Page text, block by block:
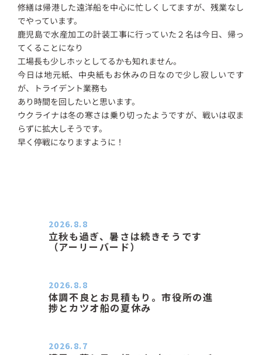
修繕は帰港した遠洋船を中心に忙しくしてますが、残業なし
でやっています。
鹿児島で水産加工の計装工事に行っていた２名は今日、帰っ
てくることになり
工場長も少しホッとしてるかも知れません。
今日は地元紙、中央紙もお休みの日なので少し寂しいです
が、トライデント業務も
あり時間を回したいと思います。
ウクライナは冬の寒さは乗り切ったようですが、戦いは収ま
らずに拡大しそうです。
早く停戦になりますように！
立秋も過ぎ、暑さは続きそうです
（アーリーバード）
2026.8.8
体調不良とお見積もり。市役所の進
捗とカツオ船の夏休み
2026.8.8
2026.8.7